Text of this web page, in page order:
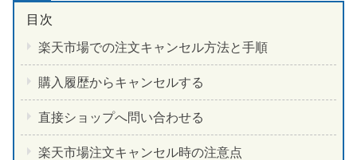
楽天市場での注文キャンセル方法と手順
購入履歴からキャンセルする
直接ショップへ問い合わせる
楽天市場注文キャンセル時の注意点